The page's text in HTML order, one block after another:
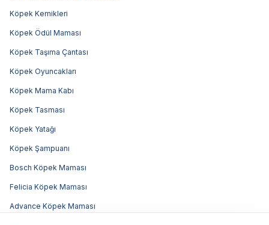
Köpek Kemikleri
Köpek Ödül Maması
Köpek Taşıma Çantası
Köpek Oyuncakları
Köpek Mama Kabı
Köpek Tasması
Köpek Yatağı
Köpek Şampuanı
Bosch Köpek Maması
Felicia Köpek Maması
Advance Köpek Maması